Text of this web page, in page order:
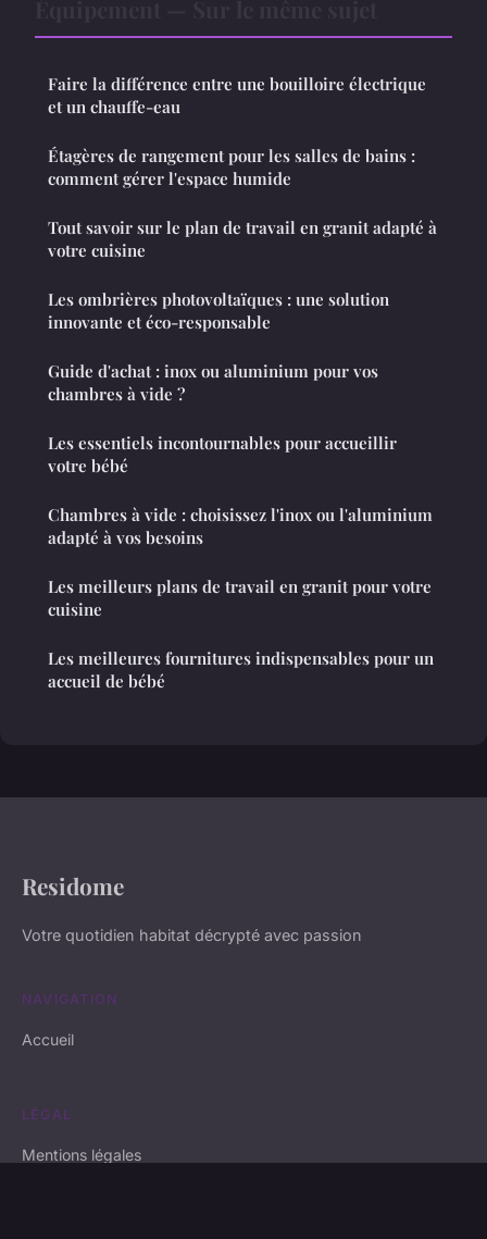
Faire la différence entre une bouilloire électrique
et un chauffe-eau
Étagères de rangement pour les salles de bains :
comment gérer l'espace humide
Tout savoir sur le plan de travail en granit adapté à
votre cuisine
Les ombrières photovoltaïques : une solution
innovante et éco-responsable
Guide d'achat : inox ou aluminium pour vos
chambres à vide ?
Les essentiels incontournables pour accueillir
votre bébé
Chambres à vide : choisissez l'inox ou l'aluminium
adapté à vos besoins
Les meilleurs plans de travail en granit pour votre
cuisine
Les meilleures fournitures indispensables pour un
accueil de bébé
Residome
Votre quotidien habitat décrypté avec passion
NAVIGATION
Accueil
LÉGAL
Mentions légales